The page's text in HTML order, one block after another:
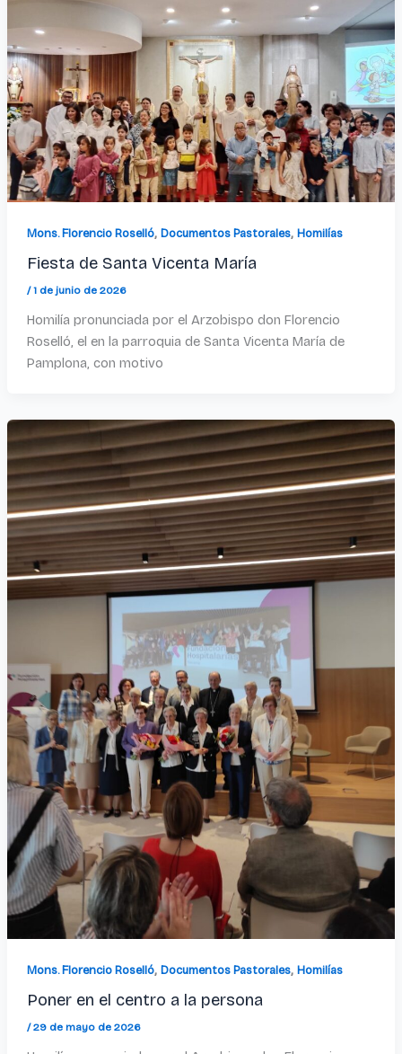
Mons. Florencio Roselló, Documentos Pastorales, Homilías
Fiesta de Santa Vicenta María
/1 de junio de 2026
Homilía pronunciada por el Arzobispo don Florencio
Roselló, el en la parroquia de Santa Vicenta María de
Pamplona, con motivo
Mons. Florencio Roselló, Documentos Pastorales, Homilías
Poner en el centro a la persona
/29 de mayo de 2026